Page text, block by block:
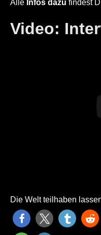
Alle Infos dazu findest
Video:
Die Welt teilhaben